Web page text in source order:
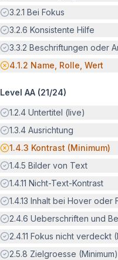
Erfüllt:
3.2.1 Bei Fokus
Erfüllt:
3.2.6 Konsistente Hilfe
Erfüllt:
3.3.2 Beschriftungen oder
Potenzielle Barriere:
4.1.2 Name, Rolle, Wert
Level AA (21/24)
Erfüllt:
1.2.4 Untertitel (live)
Erfüllt:
1.3.4 Ausrichtung
Potenzielle Barriere:
1.4.3 Kontrast (Minimum)
Erfüllt:
1.4.5 Bilder von Text
Erfüllt:
1.4.11 Nicht-Text-Kontrast
Erfüllt:
1.4.13 Inhalt bei Hover oder
Erfüllt:
2.4.6 Ueberschriften und
Erfüllt:
2.4.11 Fokus nicht verdeckt
Erfüllt:
2.5.8 Zielgroesse (Minimum)